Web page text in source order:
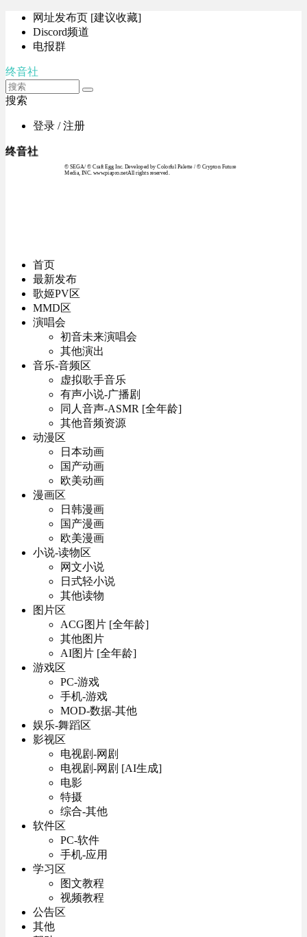
网址发布页 [建议收藏]
Discord频道
电报群
终音社
搜索
登录 / 注册
终音社
© SEGA / © Craft Egg Inc. Developed by Colorful Palette / © Crypton Future
Media, INC. www.piapro.netAll rights reserved.
首页
最新发布
歌姬PV区
MMD区
演唱会
初音未来演唱会
其他演出
音乐-音频区
虚拟歌手音乐
有声小说-广播剧
同人音声-ASMR [全年龄]
其他音频资源
动漫区
日本动画
国产动画
欧美动画
漫画区
日韩漫画
国产漫画
欧美漫画
小说-读物区
网文小说
日式轻小说
其他读物
图片区
ACG图片 [全年龄]
其他图片
AI图片 [全年龄]
游戏区
PC-游戏
手机-游戏
MOD-数据-其他
娱乐-舞蹈区
影视区
电视剧-网剧
电视剧-网剧 [AI生成]
电影
特摄
综合-其他
软件区
PC-软件
手机-应用
学习区
图文教程
视频教程
公告区
其他